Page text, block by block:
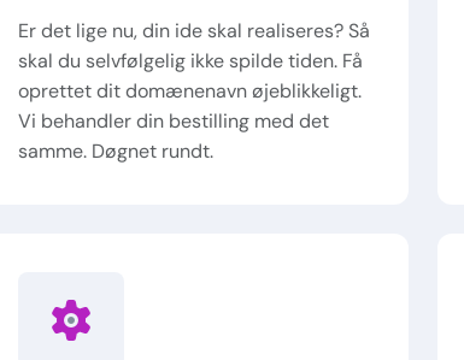
Er det lige nu, din ide skal realiseres? Så
skal du selvfølgelig ikke spilde tiden. Få
oprettet dit domænenavn øjeblikkeligt.
Vi behandler din bestilling med det
samme. Døgnet rundt.